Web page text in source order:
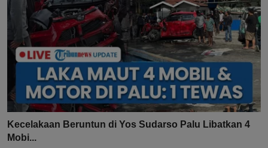
Kecelakaan Beruntun di Yos Sudarso Palu Libatkan 4
Mobi...